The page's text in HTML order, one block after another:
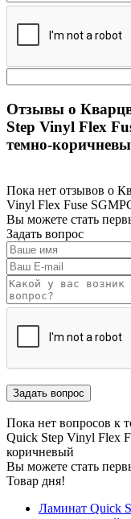
Отзывы о
Step Vinyl Flex
темно-
Пока нет отзывов о
Vinyl Flex Fuse
Вы можете стать
Задать вопрос
Пока нет вопросов к
Quick Step Vinyl Flex
коричневый
Вы можете стать
Товар дня!
Ламинат Quick